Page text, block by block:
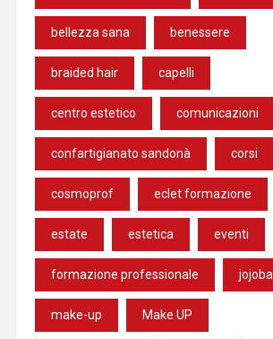
bellezza sana benessere
braided hair capelli
centro estetico comunicazioni
confartigianato sandonà corsi
cosmoprof eclet formazione
estate estetica eventi
formazione professionale jojoba
make-up Make UP